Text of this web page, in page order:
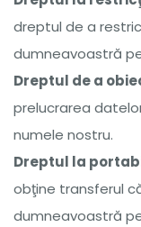
dreptul de a
dumneavoastră
Dreptul de a
prelucrarea
numele nostru.
Dreptul la
obţine transferul
dumneavoastră